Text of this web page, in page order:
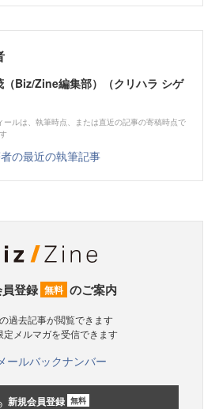
（Biz/Zine編集部）（クリハラ シゲ
ールは、執筆時点、または直近の記事の寄稿時点で
の最近の執筆記事
登録 無料 のご案内
過去記事が閲覧できます
定メルマガを受信できます
メールバックナンバー
新規会員登録 無料